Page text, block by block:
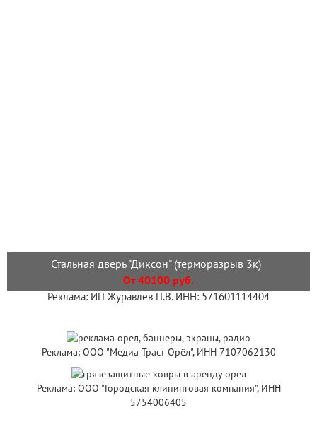
Стальная дверь "Диксон" (терморазрыв 3к)
От 40100 руб.
Реклама: ИП Журавлев П.В. ИНН: 571601114404
Реклама: ООО "Медиа Траст Орёл", ИНН 7107062130
Реклама: ООО "Городская клининговая компания", ИНН
5754006405